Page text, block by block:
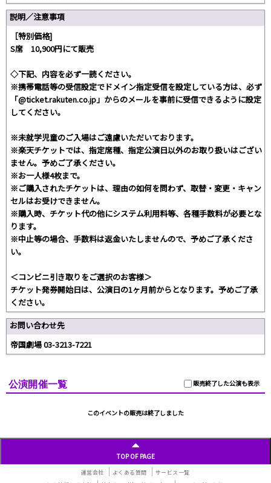
説明／注意事項
［特別価格]
S席 10,900円にて販売
◇下記、内容を必ず一読ください。
※携帯電話等の受信設定でドメイン指定受信を設定している方は、必ず
「@ticket.rakuten.co.jp」からのメールを事前に受信できるように設定
してください。
※未就学児童のご入場はご遠慮いただいております。
※楽天チケットでは、指定席種、指定公演日以外のお取り扱いはござい
ません。予めご了承ください。
※お一人様4枚まで。
※ご購入されたチケットは、理由の如何を問わず、取替・変更・キャン
セルはお受けできません。
※購入時、チケット代の他にシステム利用料等、各種手数料が必要とな
ります。
※中止等の場合、手数料は返金いたしませんので、予めご了承くださ
い。
＜コンビニ引き取りをご選択のお客様＞
チケット発券開始日は、公演日の1ヶ月前からとなります。予めご了承
ください。
お問い合わせ先
帝国劇場 03-3213-7221
販売終了した公演も表示
公演開催一覧
このイベントの販売は終了しました
TOP OF PAGE
運営会社 よくある質問
サービス一覧